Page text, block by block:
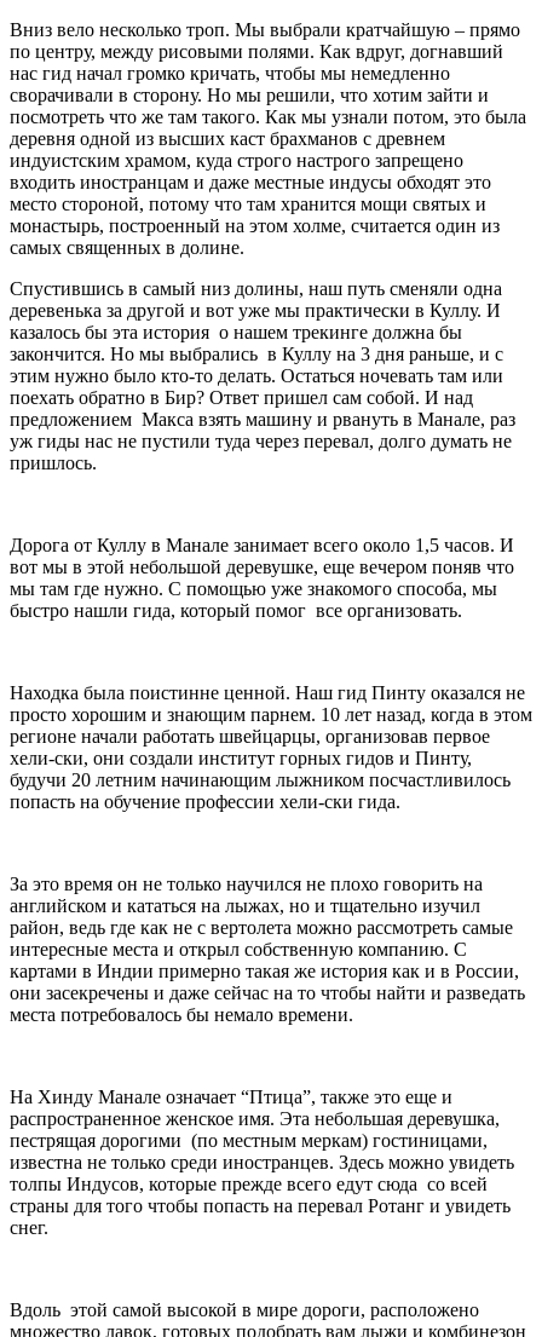
Вниз вело несколько троп. Мы выбрали кратчайшую – прямо
по центру, между рисовыми полями. Как вдруг, догнавший
нас гид начал громко кричать, чтобы мы немедленно
сворачивали в сторону. Но мы решили, что хотим зайти и
посмотреть что же там такого. Как мы узнали потом, это была
деревня одной из высших каст брахманов с древнем
индуистским храмом, куда строго настрого запрещено
входить иностранцам и даже местные индусы обходят это
место стороной, потому что там хранится мощи святых и
монастырь, построенный на этом холме, считается один из
самых священных в долине.
Спустившись в самый низ долины, наш путь сменяли одна
деревенька за другой и вот уже мы практически в Куллу. И
казалось бы эта история о нашем трекинге должна бы
закончится. Но мы выбрались в Куллу на 3 дня раньше, и с
этим нужно было кто-то делать. Остаться ночевать там или
поехать обратно в Бир? Ответ пришел сам собой. И над
предложением Макса взять машину и рвануть в Манале, раз
уж гиды нас не пустили туда через перевал, долго думать не
пришлось.
Дорога от Куллу в Манале занимает всего около 1,5 часов. И
вот мы в этой небольшой деревушке, еще вечером поняв что
мы там где нужно. С помощью уже знакомого способа, мы
быстро нашли гида, который помог все организовать.
Находка была поистинне ценной. Наш гид Пинту оказался не
просто хорошим и знающим парнем. 10 лет назад, когда в этом
регионе начали работать швейцарцы, организовав первое
хели-ски, они создали институт горных гидов и Пинту,
будучи 20 летним начинающим лыжником посчастливилось
попасть на обучение профессии хели-ски гида.
За это время он не только научился не плохо говорить на
английском и кататься на лыжах, но и тщательно изучил
район, ведь где как не с вертолета можно рассмотреть самые
интересные места и открыл собственную компанию. С
картами в Индии примерно такая же история как и в России,
они засекречены и даже сейчас на то чтобы найти и разведать
места потребовалось бы немало времени.
На Хинду Манале означает “Птица”, также это еще и
распространенное женское имя. Эта небольшая деревушка,
пестрящая дорогими (по местным меркам) гостиницами,
известна не только среди иностранцев. Здесь можно увидеть
толпы Индусов, которые прежде всего едут сюда со всей
страны для того чтобы попасть на перевал Ротанг и увидеть
снег.
Вдоль этой самой высокой в мире дороги, расположено
множество лавок, готовых подобрать вам лыжи и комбинезон